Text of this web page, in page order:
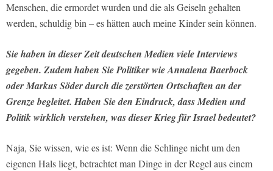
Menschen, die ermordet wurden und die als Geiseln gehalten
werden, schuldig bin – es hätten auch meine Kinder sein können.
Sie haben in dieser Zeit deutschen Medien viele Interviews
gegeben. Zudem haben Sie Politiker wie Annalena Baerbock
oder Markus Söder durch die zerstörten Ortschaften an der
Grenze begleitet. Haben Sie den Eindruck, dass Medien und
Politik wirklich verstehen, was dieser Krieg für Israel bedeutet?
Naja, Sie wissen, wie es ist: Wenn die Schlinge nicht um den
eigenen Hals liegt, betrachtet man Dinge in der Regel aus einem